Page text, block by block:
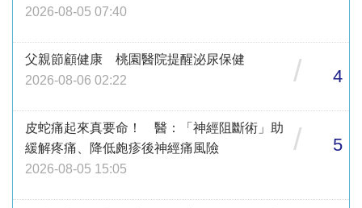
2026-08-05 07:40
父親節顧健康 桃園醫院提醒泌尿保健
2026-08-06 02:22
/ 4
皮蛇痛起來真要命！ 醫：「神經阻斷術」助
緩解疼痛、降低皰疹後神經痛風險
2026-08-05 15:05
/ 5